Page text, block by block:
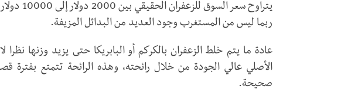
ربما ليس من المستغرب وجود العديد من البدائل المزيفة.
عادة ما يتم خلط الزعفران بالكركم أو البابريكا حتى يزيد وزنها
الأصلي عالي الجودة من خلال رائحته، وهذه الرائحة تتمتع بفترة
صحيحة.